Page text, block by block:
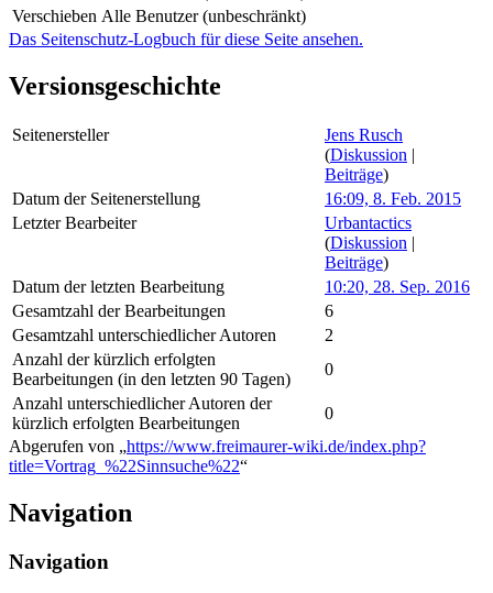
Verschieben Alle Benutzer (unbeschränkt)
Das Seitenschutz-Logbuch für diese Seite ansehen.
Versionsgeschichte
Seitenersteller
Jens Rusch
(Diskussion
Beiträge)
Datum der Seitenerstellung
16:09, 8. Feb. 2015
Letzter Bearbeiter
Urbantactics
(Diskussion
Beiträge)
Datum der letzten Bearbeitung
10:20, 28. Sep. 2016
Gesamtzahl der Bearbeitungen
6
Gesamtzahl unterschiedlicher Autoren
2
Anzahl der kürzlich erfolgten
Bearbeitungen (in den letzten 90 Tagen)
0
Anzahl unterschiedlicher Autoren der
kürzlich erfolgten Bearbeitungen
0
Abgerufen von „https://www.freimaurer-wiki.de/index.php?
title=Vortrag_%22Sinnsuche%22“
Navigation
Navigation